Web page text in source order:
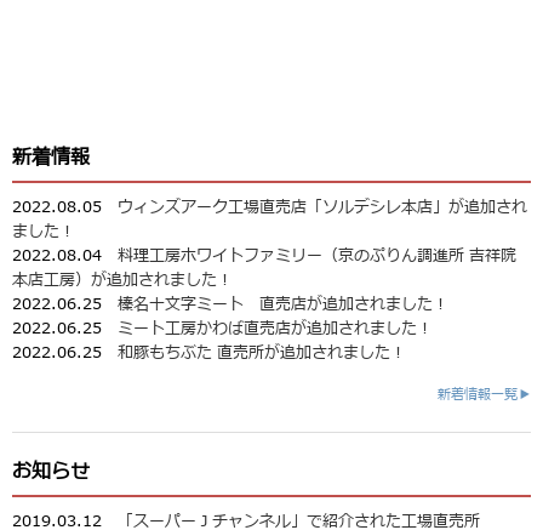
新着情報
2022.08.05 ウィンズアーク工場直売店「ソルデシレ本店」が追加され
ました！
2022.08.04 料理工房ホワイトファミリー（京のぷりん調進所 吉祥院
本店工房）が追加されました！
2022.06.25 榛名十文字ミート 直売店が追加されました！
2022.06.25 ミート工房かわば直売店が追加されました！
2022.06.25 和豚もちぶた 直売所が追加されました！
新着情報一覧▶
お知らせ
2019.03.12 「スーパーＪチャンネル」で紹介された工場直売所